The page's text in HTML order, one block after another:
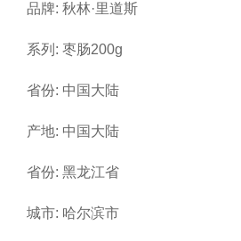
品牌: 秋林·里道斯
系列: 枣肠200g
省份: 中国大陆
产地: 中国大陆
省份: 黑龙江省
城市: 哈尔滨市